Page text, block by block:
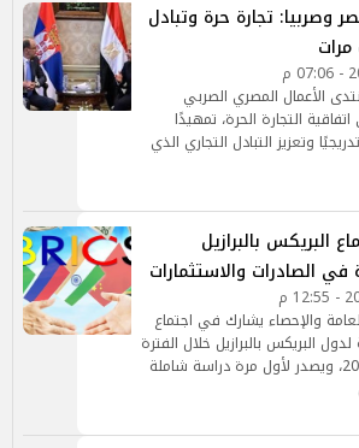
وصربيا: تجارة حرة وتبادل
الأعمال المصري الصربي
التجارة الحرة، تمهيدًا
وتعزيز التبادل التجاري الذي
البريكس بالبرازيل
الصادرات والاستثمارات
والإحصاء يشارك في اجتماع
البريكس بالبرازيل خلال الفترة
من 11 إلى 13 يونيو 2025، ويصدر لأول مرة دراسة شاملة